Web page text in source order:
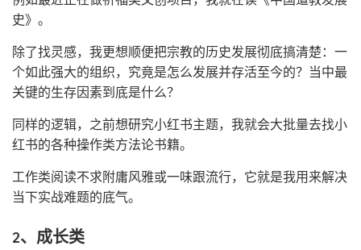
史》。
除了找灵感，我更想顺便把宗教的历史发展彻底搞清楚：一
个如此强大的组织，究竟是怎么发展并存活至今的？当中最
关键的生存因素到底是什么？
同样的逻辑，之前想研究小红书主题，我就会大批量去找小
红书的各种操作类方法论书籍。
工作类阅读不求附庸风雅或一味跟流行，它就是我用来解决
当下实战难题的底气。
2、成长类